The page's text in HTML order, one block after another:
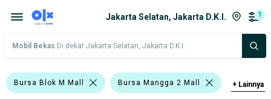
Jakarta Selatan, Jakarta D.K.I. 1
Mobil Bekas Di dekat Jakarta Selatan, Jakarta D.K.I.
Bursa Blok M Mall Bursa Mangga 2 Mall + Lainnya